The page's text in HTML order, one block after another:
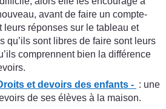
avant de faire un compte-
leurs réponses sur le tableau et
qu’ils sont libres de faire sont leurs
comprennent bien la différence
et devoirs des enfants - : une
de ses élèves à la maison.